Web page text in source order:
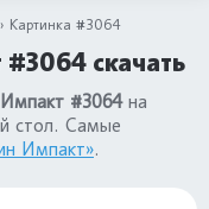
Картинка #3064
скачать
#3064на
стол. Самые
Импакт».